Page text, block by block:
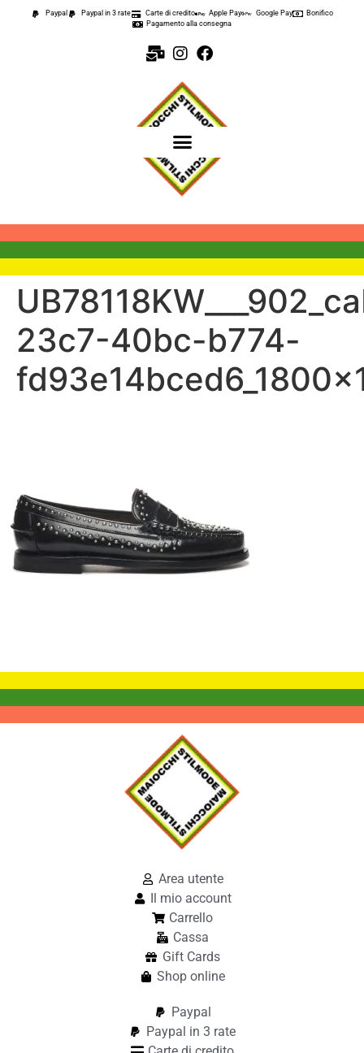
contenuto
Paypal Paypal in 3 rate Carte di credito Apple Pay Google Pay
Bonifico
Pagamento alla consegna
23c7-40bc-b774-
Area utente
Il mio account
Carrello
Cassa
Gift Cards
Shop online
Paypal
Paypal in 3 rate